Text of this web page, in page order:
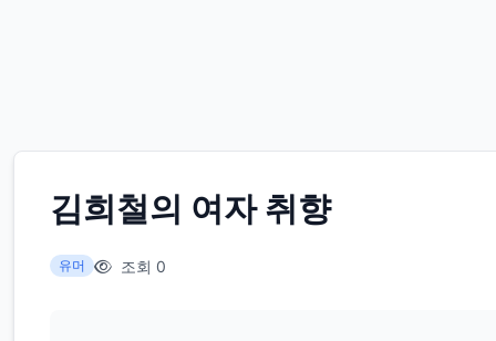
김희철의 여자 취향
유머 조회 0